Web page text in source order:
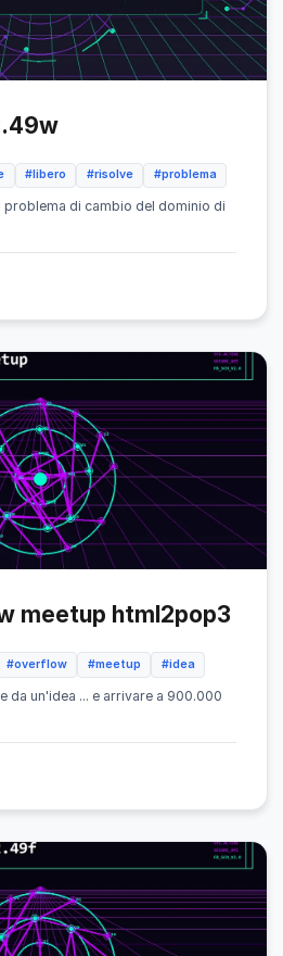
#libero #risolve #problema
problema di cambio del dominio di
meetup html2pop3
#overflow #meetup #idea
da un'idea ... e arrivare a 900.000